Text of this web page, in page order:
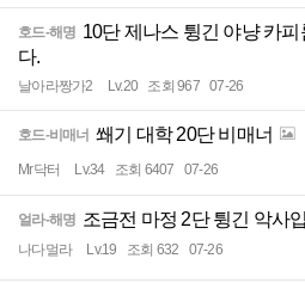
호드-해명 10단 제나스 튕긴 야냥 카피
다.
날아라짱가2 Lv.20 조회 967 07-26
호드-비매너 쐐기 대학 20단 비매너
Mr닥터 Lv.34 조회 6407 07-26
얼라-해명 조금전 마정 2단 튕긴 악사
나다멀라 Lv.19 조회 632 07-26